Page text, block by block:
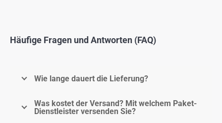
Häufige Fragen und Antworten (FAQ)
Wie lange dauert die Lieferung?
Was kostet der Versand? Mit welchem Paket-
Dienstleister versenden Sie?